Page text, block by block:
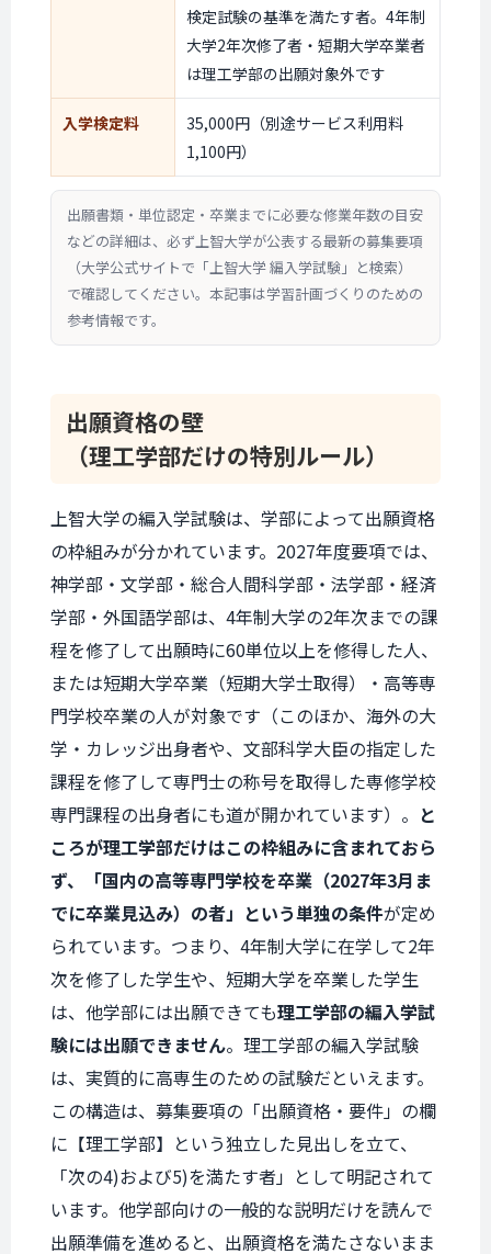
検定試験の基準を満たす者。4年制
大学2年次修了者・短期大学卒業者
は理工学部の出願対象外です
入学検定料
35,000円（別途サービス利用料
1,100円）
出願書類・単位認定・卒業までに必要な修業年数の目安
などの詳細は、必ず上智大学が公表する最新の募集要項
（大学公式サイトで「上智大学 編入学試験」と検索）
で確認してください。本記事は学習計画づくりのための
参考情報です。
出願資格の壁
（理工学部だけの特別ルール）
上智大学の編入学試験は、学部によって出願資格
の枠組みが分かれています。2027年度要項では、
神学部・文学部・総合人間科学部・法学部・経済
学部・外国語学部は、4年制大学の2年次までの課
程を修了して出願時に60単位以上を修得した人、
または短期大学卒業（短期大学士取得）・高等専
門学校卒業の人が対象です（このほか、海外の大
学・カレッジ出身者や、文部科学大臣の指定した
課程を修了して専門士の称号を取得した専修学校
専門課程の出身者にも道が開かれています）。 と
ころが理工学部だけはこの枠組みに含まれておら
ず、「国内の高等専門学校を卒業（2027年3月ま
でに卒業見込み）の者」という単独の条件が定め
られています。つまり、4年制大学に在学して2年
次を修了した学生や、短期大学を卒業した学生
は、他学部には出願できても理工学部の編入学試
験には出願できません。理工学部の編入学試験
は、実質的に高専生のための試験だといえます。
この構造は、募集要項の「出願資格・要件」の欄
に【理工学部】という独立した見出しを立て、
「次の4)および5)を満たす者」として明記されて
います。他学部向けの一般的な説明だけを読んで
出願準備を進めると、出願資格を満たさないまま